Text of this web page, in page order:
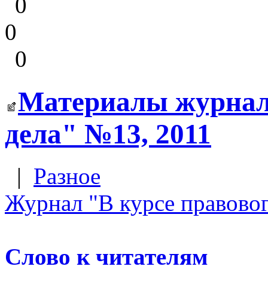
0
0
0
Материалы
дела" №13, 2011
| Разное
Журнал "В курсе
Слово к читателям